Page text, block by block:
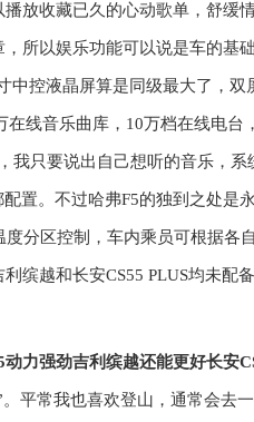
播放收藏已久的心动歌单，舒缓
所以娱乐功能可以说是车的基
中控液晶屏算是同级最大了，双
在线音乐曲库， 10万档在线电台
我只要说出自己想听的音乐，系
配置。不过哈弗F5的独到之处是
度分区控制，车内乘员可根据各
缤越和长安CS55 PLUS均未配
动力强劲吉利缤越还能更好长安
。平常我也喜欢登山，通常会去